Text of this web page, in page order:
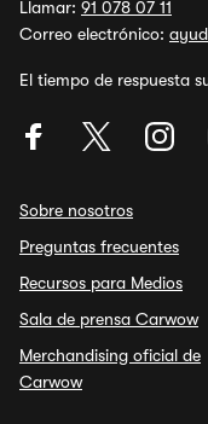
Llamar: 91 078 07 11
Correo electrónico:
El tiempo de respuesta
Sobre nosotros
Preguntas frecuentes
Recursos para Medios
Sala de prensa Carwow
Merchandising oficial de
Carwow